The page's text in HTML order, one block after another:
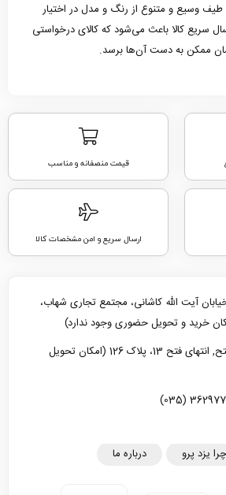
طیف وسیع و متنوع از رنگ و مدل در اختیار
سریع کالا باعث می‌شود که کالای درخواستی
ممکن به دست آن‌ها برسد.
قیمت منصفانه و مناسب
ارسال سریع و امن مشخصات کالا
آیت الله کاشانی، مجتمع تجاری شهاب،
تهران،بلوار فتح, انتهای فتح 13، پلاک 126 (امکان تحویل
چرا یزد پرو درباره ما